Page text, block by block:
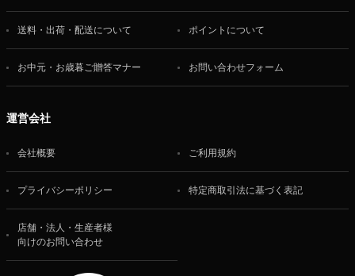
送料・出荷・配送について ポイントについて
お中元・お歳暮ご贈答マナー お問い合わせフォーム
運営会社
会社概要 ご利用規約
プライバシーポリシー 特定商取引法に基づく表記
店舗・法人・生産者様
向けのお問い合わせ